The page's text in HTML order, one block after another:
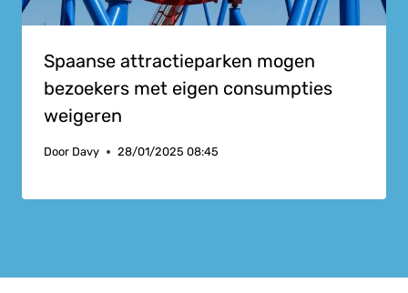
Spaanse attractieparken mogen
bezoekers met eigen consumpties
weigeren
Door Davy 28/01/2025 08:45